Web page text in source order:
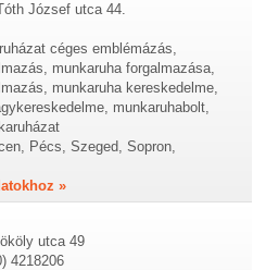
József utca 44.
céges emblémázás,
munkaruha forgalmazása,
munkaruha kereskedelme,
munkaruhabolt,
Pécs, Szeged, Sopron,
»
utca 49
4218206